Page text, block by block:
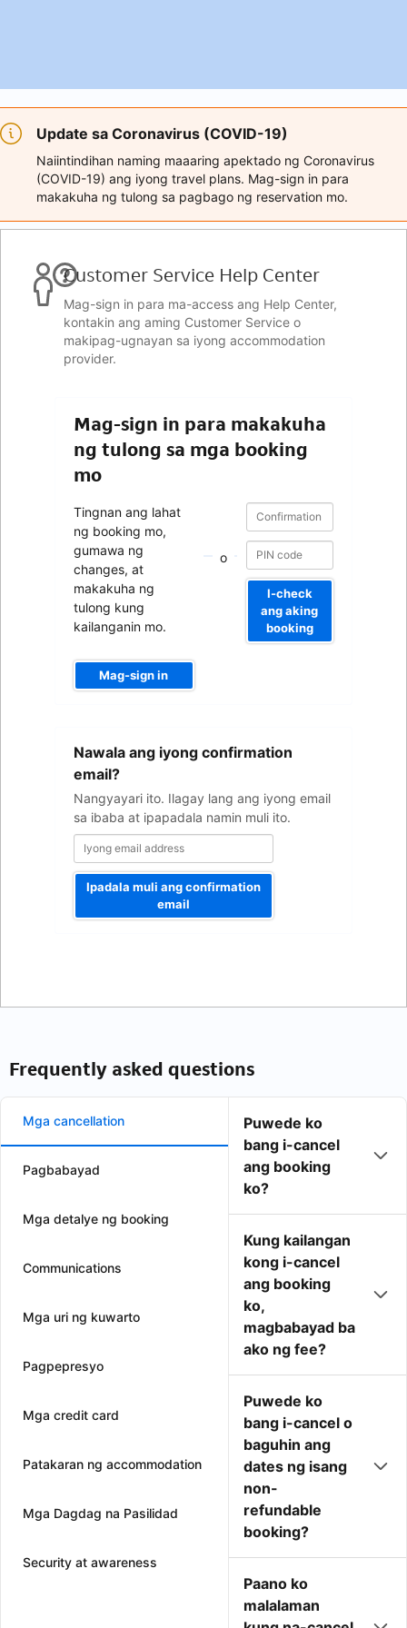
Update sa Coronavirus (COVID-19)
Naiintindihan naming maaaring apektado ng Coronavirus
(COVID-19) ang iyong travel plans. Mag-sign in para
makakuha ng tulong sa pagbago ng reservation mo.
Customer Service Help Center
Mag-sign in para ma-access ang Help Center,
kontakin ang aming Customer Service o
makipag-ugnayan sa iyong accommodation
provider.
Mag-sign in para makakuha
ng tulong sa mga booking
mo
Tingnan ang lahat
ng booking mo,
gumawa ng
changes, at
makakuha ng
tulong kung
kailanganin mo.
Mag-sign in
o
Confirmation
number
Confirmation
number
I-check
ang aking
booking
Nawala ang iyong confirmation
email?
Nangyayari ito. Ilagay lang ang iyong email
sa ibaba at ipapadala namin muli ito.
address
Ipadala muli ang confirmation
email
Frequently asked questions
Mga cancellation
Pagbabayad
Mga detalye ng booking
Communications
Mga uri ng kuwarto
Pagpepresyo
Mga credit card
Patakaran ng accommodation
Mga Dagdag na Pasilidad
Security at awareness
Puwede ko
bang i-cancel
ang booking
ko?
Kung kailangan
kong i-cancel
ang booking
ko,
magbabayad ba
ako ng fee?
Puwede ko
bang i-cancel o
baguhin ang
dates ng isang
non-
refundable
booking?
Paano ko
malalaman